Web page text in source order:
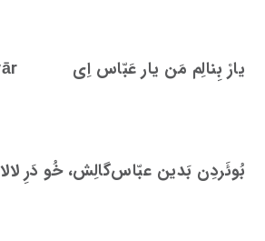
یارْ بِنالِم مَن یار عَبّاس اِی
بُوئَردِن بَدین عبّاس‌گالِش، خُو دَرِ لالا